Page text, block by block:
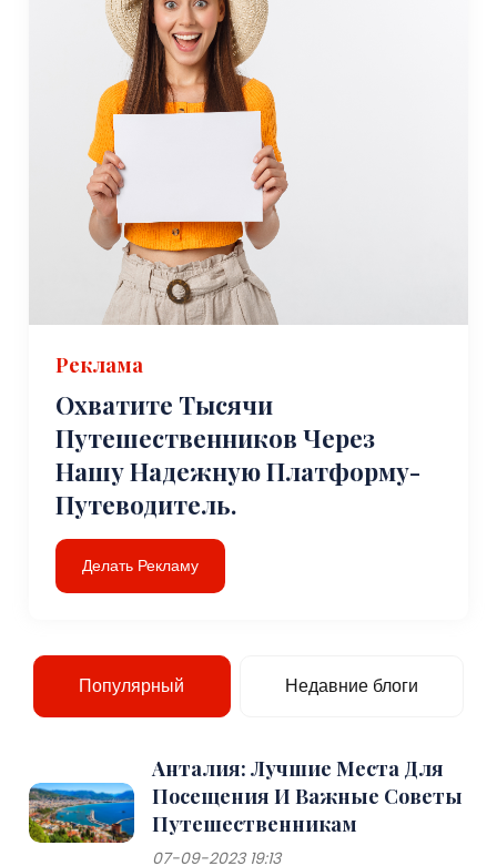
Реклама
Охватите Тысячи
Путешественников Через
Нашу Надежную Платформу-
Путеводитель.
Делать Рекламу
Популярный Недавние блоги
Анталия: Лучшие Места Для
Посещения И Важные Советы
Путешественникам
07-09-2023 19:13